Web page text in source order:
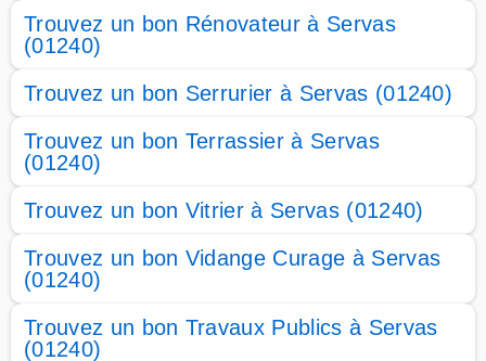
Trouvez un bon Rénovateur à Servas
(01240)
Trouvez un bon Serrurier à Servas (01240)
Trouvez un bon Terrassier à Servas
(01240)
Trouvez un bon Vitrier à Servas (01240)
Trouvez un bon Vidange Curage à Servas
(01240)
Trouvez un bon Travaux Publics à Servas
(01240)